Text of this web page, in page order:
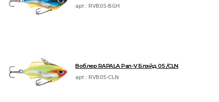
арт.: RVB05-BGH
Воблер RAPALA Рап-V Блэйд 05 /CLN
арт.: RVB05-CLN